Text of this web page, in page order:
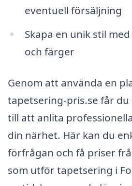
eventuell försäljning
Skapa en unik stil
och färger
Genom att använda en
tapetsering-pris.se får du
till att anlita
din närhet. Här kan du
förfrågan och få priser
som utför tapetsering i